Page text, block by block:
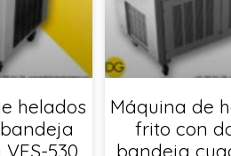
helados
530
Máquina de
frito con
bandeja